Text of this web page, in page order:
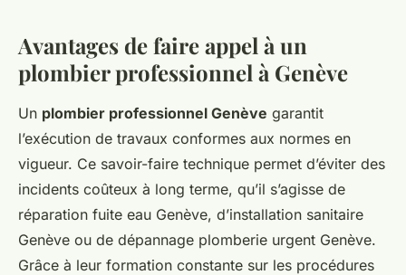
Avantages de faire appel à un
plombier professionnel à Genève
Un plombier professionnel Genève garantit
l’exécution de travaux conformes aux normes en
vigueur. Ce savoir-faire technique permet d’éviter des
incidents coûteux à long terme, qu’il s’agisse de
réparation fuite eau Genève, d’installation sanitaire
Genève ou de dépannage plomberie urgent Genève.
Grâce à leur formation constante sur les procédures